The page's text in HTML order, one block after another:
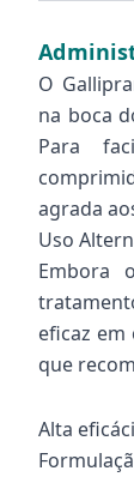
O
na boca
Para
agrada
Uso
Embora
eficaz
que
Alta